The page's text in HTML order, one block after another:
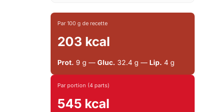
Par 100 g de recette
203 kcal
Prot. 9 g — Gluc. 32.4 g — Lip. 4 g
Par portion (4 parts)
545 kcal